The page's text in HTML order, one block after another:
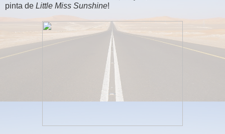
pinta de Little Miss Sunshine!